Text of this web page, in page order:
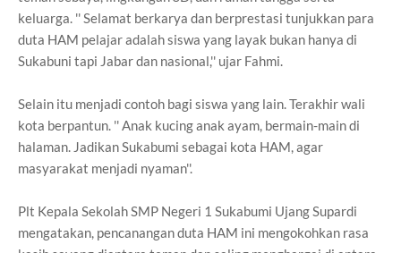
keluarga. '' Selamat berkarya dan berprestasi tunjukkan para
duta HAM pelajar adalah siswa yang layak bukan hanya di
Sukabuni tapi Jabar dan nasional,'' ujar Fahmi.
Selain itu menjadi contoh bagi siswa yang lain. Terakhir wali
kota berpantun. '' Anak kucing anak ayam, bermain-main di
halaman. Jadikan Sukabumi sebagai kota HAM, agar
masyarakat menjadi nyaman''.
Plt Kepala Sekolah SMP Negeri 1 Sukabumi Ujang Supardi
mengatakan, pencanangan duta HAM ini mengokohkan rasa